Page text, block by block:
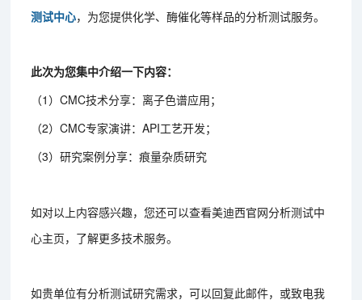
测试中心，为您提供化学、酶催化等样品的分析测试服务。
此次为您集中介绍一下内容：
（1）CMC技术分享：离子色谱应用；
（2）CMC专家演讲：API工艺开发；
（3）研究案例分享：痕量杂质研究
如对以上内容感兴趣，您还可以查看美迪西官网分析测试中
心主页，了解更多技术服务。
如贵单位有分析测试研究需求，可以回复此邮件，或致电我